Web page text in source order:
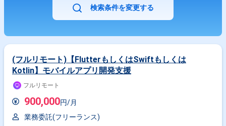
検索条件を変更する
(フルリモート)【FlutterもしくはSwiftもしくは
Kotlin】モバイルアプリ開発支援
フルリモート
900,000円/月
業務委託(フリーランス)